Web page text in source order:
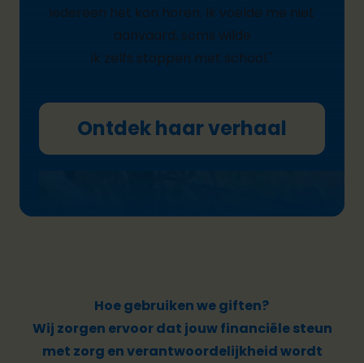
iedereen het kon horen. Ik voelde me niet
aanvaard, soms wilde
ik zelfs stoppen met school."
Ontdek haar verhaal
Hoe gebruiken we giften?
Wij zorgen ervoor dat jouw financiële steun
met zorg en verantwoordelijkheid wordt